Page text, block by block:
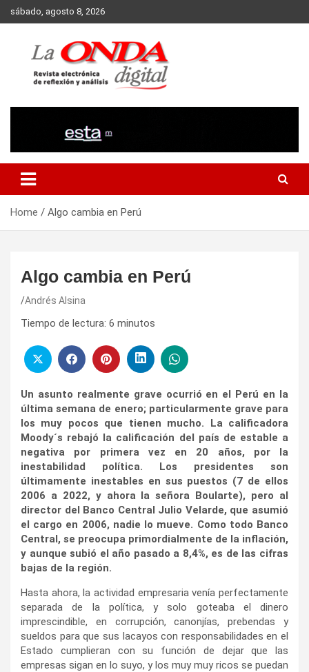
Skip
to
sábado, agosto 8, 2026
Home Algo cambia en Perú
Algo cambia en Perú
Andrés Alsina
Tiempo de lectura: 6 minutos
Un asunto realmente grave ocurrió en el Perú en la
última semana de enero; particularmente grave para
los muy pocos que tienen mucho. La calificadora
Moody´s rebajó la calificación del país de estable a
negativa por primera vez en 20 años, por la
inestabilidad política. Los presidentes son
últimamente inestables en sus puestos (7 de ellos
2006 a 2022, y ahora la señora Boularte), pero al
director del Banco Central Julio Velarde, que asumió
el cargo en 2006, nadie lo mueve. Como todo Banco
Central, se preocupa primordialmente de la inflación,
y aunque subió el año pasado a 8,4%, es de las cifras
bajas de la región.
Hasta ahora, la actividad empresaria venía perfectamente
separada de la política, y solo goteaba el dinero
imprescindible, en corrupción, canonjías, prebendas y
sueldos para que sus lacayos con responsabilidades en el
Estado cumplieran con su función de dejar que las
empresas sigan en lo suyo, y los muy muy ricos se puedan